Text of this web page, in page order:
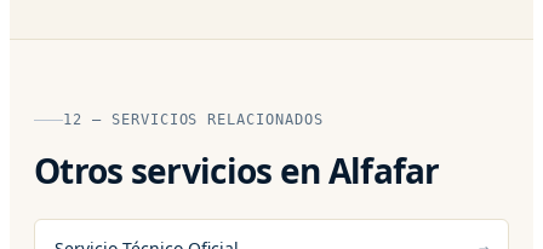
12 — SERVICIOS RELACIONADOS
Otros servicios en Alfafar